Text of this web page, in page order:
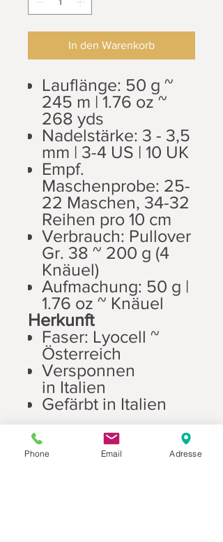
In den Warenkorb
Lauflänge: 50 g ~
245 m | 1.76 oz ~
268 yds
Nadelstärke: 3 - 3,5
mm | 3-4 US | 10 UK
Empf.
Maschenprobe: 25-
22 Maschen, 34-32
Reihen pro 10 cm
Verbrauch: Pullover
Gr. 38 ~ 200 g (4
Knäuel)
Aufmachung: 50 g |
1.76 oz ~ Knäuel
Herkunft
Faser: Lyocell ~
Österreich
Versponnen
in Italien
Gefärbt in Italien
Produktbeschreibuung
Phone Email Adresse